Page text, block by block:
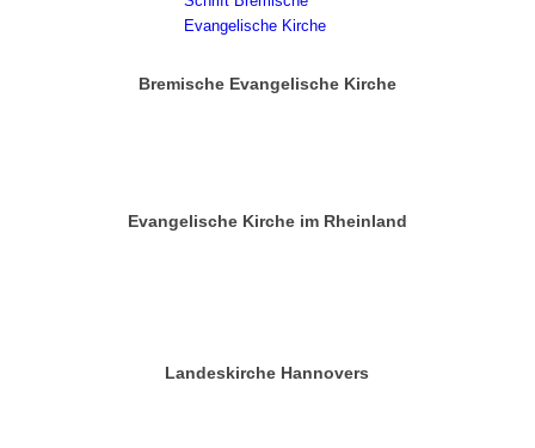
Bremische Evangelische Kirche
Evangelische Kirche im Rheinland
Landeskirche Hannovers